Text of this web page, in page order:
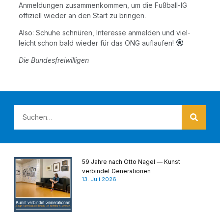
Anmel­dun­gen zusam­men­kom­men, um die Fuß­ball-IG
offi­zi­ell wie­der an den Start zu bringen.
Also: Schu­he schnü­ren, Inter­es­se anmel­den und viel­
leicht schon bald wie­der für das ONG auflaufen!
Die Bun­des­frei­wil­li­gen
59 Jahre nach Otto Nagel — Kunst
verbindet Generationen
13. Juli 2026